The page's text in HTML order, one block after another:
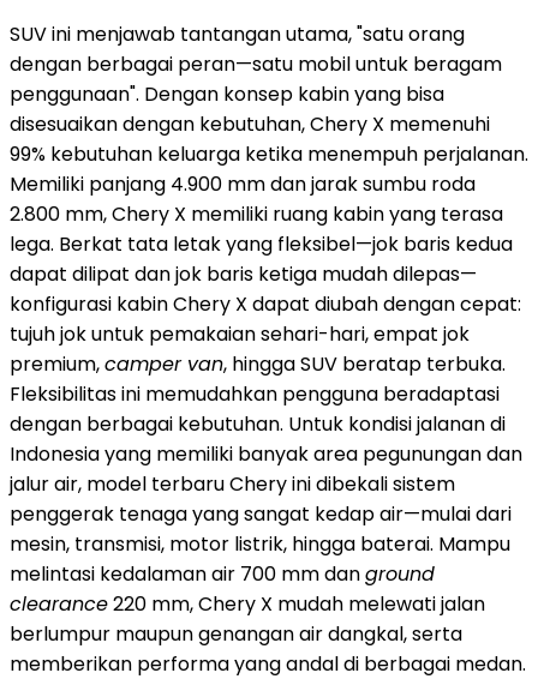
SUV ini menjawab tantangan utama, "satu orang
dengan berbagai peran—satu mobil untuk beragam
penggunaan". Dengan konsep kabin yang bisa
disesuaikan dengan kebutuhan, Chery X memenuhi
99% kebutuhan keluarga ketika menempuh perjalanan.
Memiliki panjang 4.900 mm dan jarak sumbu roda
2.800 mm, Chery X memiliki ruang kabin yang terasa
lega. Berkat tata letak yang fleksibel—jok baris kedua
dapat dilipat dan jok baris ketiga mudah dilepas—
konfigurasi kabin Chery X dapat diubah dengan cepat:
tujuh jok untuk pemakaian sehari-hari, empat jok
premium,camper van, hingga SUV beratap terbuka.
Fleksibilitas ini memudahkan pengguna beradaptasi
dengan berbagai kebutuhan. Untuk kondisi jalanan di
Indonesiayang memiliki banyak area pegunungan dan
jalur air, model terbaru Chery ini dibekali sistem
penggerak tenaga yang sangat kedap air—mulai dari
mesin, transmisi, motor listrik, hingga baterai. Mampu
melintasi kedalaman air 700 mm danground
clearance220 mm, Chery X mudah melewati jalan
berlumpur maupun genangan air dangkal, serta
memberikan performa yang andal di berbagai medan.